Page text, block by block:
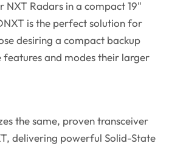
Radars in a compact 19"
is the perfect solution for
desiring a compact backup
features and modes their larger
the same, proven transceiver
delivering powerful Solid-State